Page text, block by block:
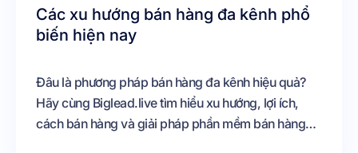
Các xu hướng bán hàng đa kênh phổ
biến hiện nay
Đâu là phương pháp bán hàng đa kênh hiệu quả?
Hãy cùng Biglead.live tìm hiểu xu hướng, lợi ích,
cách bán hàng và giải pháp phần mềm bán hàng